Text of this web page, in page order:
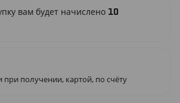
вам будет начислено 10
получении, картой, по счёту